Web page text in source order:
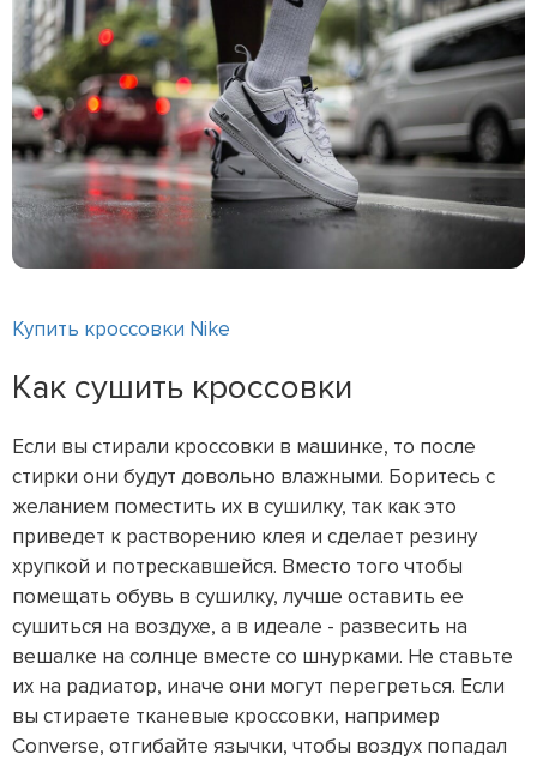
Купить кроссовки Nike
Как сушить кроссовки
Если вы стирали кроссовки в машинке, то после
стирки они будут довольно влажными. Боритесь с
желанием поместить их в сушилку, так как это
приведет к растворению клея и сделает резину
хрупкой и потрескавшейся. Вместо того чтобы
помещать обувь в сушилку, лучше оставить ее
сушиться на воздухе, а в идеале - развесить на
вешалке на солнце вместе со шнурками. Не ставьте
их на радиатор, иначе они могут перегреться. Если
вы стираете тканевые кроссовки, например
Converse, отгибайте язычки, чтобы воздух попадал